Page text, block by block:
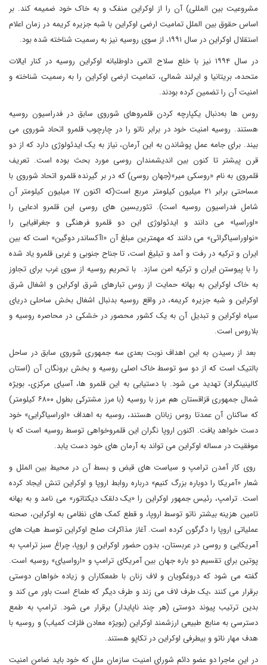
مشروعیت بین المللی) آن را از اوکراین منفک و به خاک خود ضمیمه کند. بر
اساس حقوق بین الملل تمامیت ارضی اوکراین با شبه جزیره کریمه در زمان اعلام
استقلال اوکراین در سال ۱۹۹۱، از سوی روسیه نیز به رسمیت شناخته شده بود.
در سال ۱۹۹۴ نیز با خلع سلاح اتمی داوطلبانه اوکراین روسیه در کنار ایالات
متحده، بریتانیا و ایرلند شمالی، تمامیت ارضی اوکراین را به رسمیت شناخته و
امنیت آن را تضمین کرده بودند.
روس ها به‌دنبال یکپارچه کردن قلمروهای شوروی سابق در فدراسیون روسیه
هستند. روسیه امنیت خود در برابر ناتو را در چارچوب قلمرو اتحاد شوروی می
بیند. برای جامه عمل پوشاندن به این آرمان، نیاز به یک ایدئولوژی دارد که از دو
قرن پیشتر تا کنون بین اندیشمندان روسی مورد بحث بوده است. تعریف
قلمروی به نام «روسکی میر»(جهان روسی) که در بر گیرنده قلمرو اتحاد شوروی با
مساحتی برابر ۲۱ میلیون کیلومتر مربع است(که اکنون ۱۷ میلیون کیلومتر آن
شامل فدراسیون روسیه است). تئوریسین های روسی این قلمرو ادعایی را
«اوراسیا» می دانند و ایدئولوژی این دو قلمرو فرهنگی و جغرافیایی را
«نواوراسیاگرائی» می دانند که مهمترین مبلغ آن «اآکساندر دوگین» است که بین
ایران و ترکیه در رفت و آمد و تبلیغ است، تا جناح جنوبی و غربی قلمرو یاد شده
را با پیوستن ایران و ترکیه امن سازد. با تحریم روسیه از سوی غرب برای تجاوز
به خاک اوکراین به بهانه حمایت از روس تبارهای شرق اوکراین و اشغال شرق
اوکراین و شبه جزیره کریمه، در واقع روسیه بدنبال اشغال بخش ساحلی دریای
سیاه اوکراین و تبدیل آن به یک کشور محصور در خشکی در محاصره روسیه و
بلاروس است.
بعد از رسیدن به این اهداف نوبت بعدی سه جمهوری شوروی سابق در ساحل
بالتیک است که از دو سو توسط خاک اصلی روسیه و بخش برونگان آن (استان
کالینینگراد) تهدید می شود. با دستیابی به این قلمرو ها، آسیای مرکزی، بویژه
شمال جمهوری قزاقستان هم مرز با روسیه (با مرز مشترکی بطول ۶۸۰۰ کیلومتر)
که ساکنان آن عمدتا روس زبانان هستند، روسیه به اهداف «اوراسیاگرایی» خود
دست خواهد یافت. اکنون اروپا نگران این قلمروخواهی توسط روسیه است که با
موفقیت در مساله اوکراین می تواند به آرمان های خود دست یابد.
روی کار آمدن ترامپ و سیاست های قبض و بسط آن در محیط بین الملل و
شعار «آمریکا را دوباره بزرگ کنیم» درباره روابط اروپا و اوکراین تنش ایجاد کرده
است. ترامپ، رئیس جمهور اوکراین را «یک دلقک دیکتاتور» می نامد و به بهانه
تامین هزینه بیشتر ناتو توسط اروپا، و قطع کمک های نظامی به اوکراین، صحنه
عملیاتی اروپا را دگرگون کرده است. آغاز مذاکرات صلح اوکراین توسط هیات های
آمریکایی و روسی در عربستان، بدون حضور اوکراین و اروپا، چراغ سبز ترامپ به
پوتین برای تقسیم دو باره جهان بین آمریکای ترامپ و «ارواسیای» روسیه است.
گفته می شود که دروغگویان و لاف زنان با طمعکاران و زیاده خواهان دوستی
برقرار می کنند ،یک طرف لاف می زند و طرف دیگر که طماع است باور می کند و
بدین ترتیب پیوند دوستی (هر چند ناپایدار) برقرار می شود. ترامپ به طمع
دسترسی به منابع طبیعی ارزشمند اوکراین (بویژه معادن فلزات کمیاب) و روسیه با
هدف مهار ناتو و بیطرفی اوکراین در تکاپو هستند.
در این ماجرا دو عضو دائم شورای امنیت سازمان ملل که خود باید ضامن امنیت